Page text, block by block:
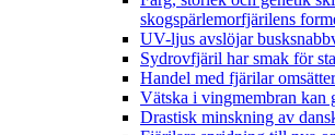
skogspärlemorfjärilens
UV-ljus avslöjar
Sydrovfjäril har smak för
Handel med fjärilar
Vätska i vingmembran kan
Drastisk minskning av